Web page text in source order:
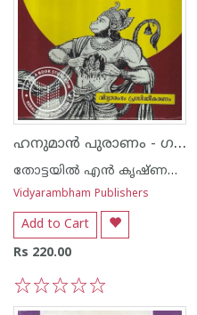
ഹനുമാന്‍ പുരാണം - ഗദ്യം
തോട്ടയില്‍ എന്‍ കൃഷ്ണന്‍ നായര്‍
Vidyarambham Publishers
Add to Cart
Rs 220.00
5
4
3
2
1